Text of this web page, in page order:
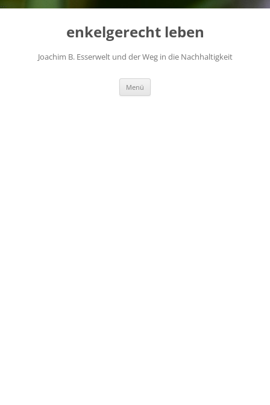
...
Zum
enkelgerecht leben
Joachim B. Esserwelt und der Weg in die Nachhaltigkeit
Menü